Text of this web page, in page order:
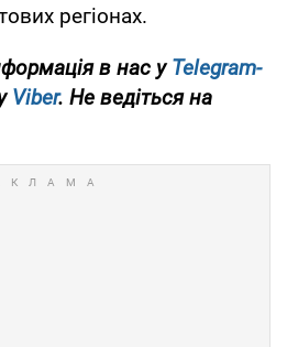
регіонах.
в нас у Telegram-
Viber. Не ведіться на